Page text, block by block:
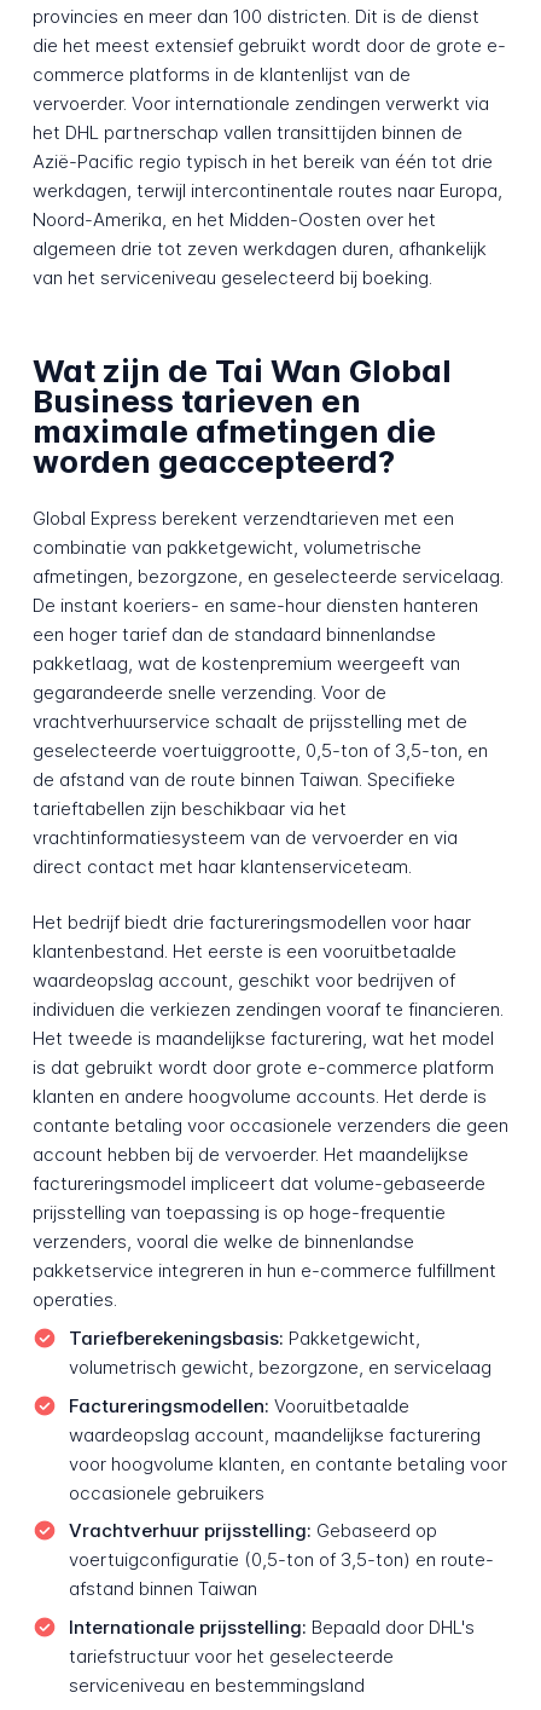
provincies en meer dan 100 districten. Dit is de dienst
die het meest extensief gebruikt wordt door de grote e-
commerce platforms in de klantenlijst van de
vervoerder. Voor internationale zendingen verwerkt via
het DHL partnerschap vallen transittijden binnen de
Azië-Pacific regio typisch in het bereik van één tot drie
werkdagen, terwijl intercontinentale routes naar Europa,
Noord-Amerika, en het Midden-Oosten over het
algemeen drie tot zeven werkdagen duren, afhankelijk
van het serviceniveau geselecteerd bij boeking.
Wat zijn de Tai Wan Global
Business tarieven en
maximale afmetingen die
worden geaccepteerd?
Global Express berekent verzendtarieven met een
combinatie van pakketgewicht, volumetrische
afmetingen, bezorgzone, en geselecteerde servicelaag.
De instant koeriers- en same-hour diensten hanteren
een hoger tarief dan de standaard binnenlandse
pakketlaag, wat de kostenpremium weergeeft van
gegarandeerde snelle verzending. Voor de
vrachtverhuurservice schaalt de prijsstelling met de
geselecteerde voertuiggrootte, 0,5-ton of 3,5-ton, en
de afstand van de route binnen Taiwan. Specifieke
tarieftabellen zijn beschikbaar via het
vrachtinformatiesysteem van de vervoerder en via
direct contact met haar klantenserviceteam.
Het bedrijf biedt drie factureringsmodellen voor haar
klantenbestand. Het eerste is een vooruitbetaalde
waardeopslag account, geschikt voor bedrijven of
individuen die verkiezen zendingen vooraf te financieren.
Het tweede is maandelijkse facturering, wat het model
is dat gebruikt wordt door grote e-commerce platform
klanten en andere hoogvolume accounts. Het derde is
contante betaling voor occasionele verzenders die geen
account hebben bij de vervoerder. Het maandelijkse
factureringsmodel impliceert dat volume-gebaseerde
prijsstelling van toepassing is op hoge-frequentie
verzenders, vooral die welke de binnenlandse
pakketservice integreren in hun e-commerce fulfillment
operaties.
Tariefberekeningsbasis: Pakketgewicht,
volumetrisch gewicht, bezorgzone, en servicelaag
Factureringsmodellen: Vooruitbetaalde
waardeopslag account, maandelijkse facturering
voor hoogvolume klanten, en contante betaling voor
occasionele gebruikers
Vrachtverhuur prijsstelling: Gebaseerd op
voertuigconfiguratie (0,5-ton of 3,5-ton) en route-
afstand binnen Taiwan
Internationale prijsstelling: Bepaald door DHL's
tariefstructuur voor het geselecteerde
serviceniveau en bestemmingsland